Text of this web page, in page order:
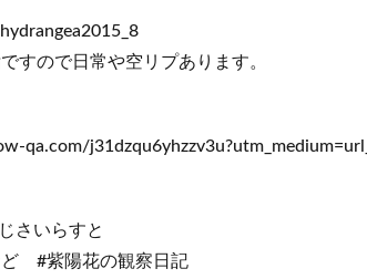
すので日常や空リプあります。
qa.com/
さいらすと
ど #紫陽花の観察日記